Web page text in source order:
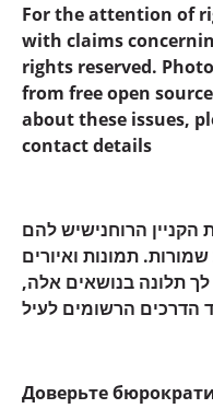
For the attention of
with claims
rights reserved.
from free open
about these issues,
contact details
הקניין הרוחנישיש להם
תמונות ואיורים
תלונה בנושאים אלה,
Доверьте